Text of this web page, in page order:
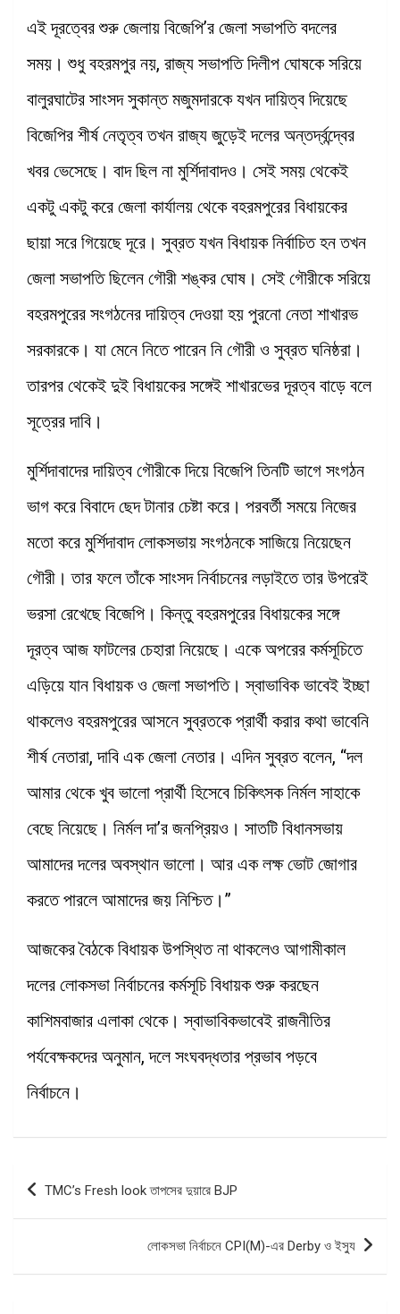
এই দূরত্বের শুরু জেলায় বিজেপি’র জেলা সভাপতি বদলের
সময়। শুধু বহরমপুর নয়, রাজ্য সভাপতি দিলীপ ঘোষকে সরিয়ে
বালুরঘাটের সাংসদ সুকান্ত মজুমদারকে যখন দায়িত্ব দিয়েছে
বিজেপির শীর্ষ নেতৃত্ব তখন রাজ্য জুড়েই দলের অন্তর্দ্বন্দ্বের
খবর ভেসেছে। বাদ ছিল না মুর্শিদাবাদও। সেই সময় থেকেই
একটু একটু করে জেলা কার্যালয় থেকে বহরমপুরের বিধায়কের
ছায়া সরে গিয়েছে দূরে। সুব্রত যখন বিধায়ক নির্বাচিত হন তখন
জেলা সভাপতি ছিলেন গৌরী শঙ্কর ঘোষ। সেই গৌরীকে সরিয়ে
বহরমপুরের সংগঠনের দায়িত্ব দেওয়া হয় পুরনো নেতা শাখারভ
সরকারকে। যা মেনে নিতে পারেন নি গৌরী ও সুব্রত ঘনিষ্ঠরা।
তারপর থেকেই দুই বিধায়কের সঙ্গেই শাখারভের দূরত্ব বাড়ে বলে
সূত্রের দাবি।
মুর্শিদাবাদের দায়িত্ব গৌরীকে দিয়ে বিজেপি তিনটি ভাগে সংগঠন
ভাগ করে বিবাদে ছেদ টানার চেষ্টা করে। পরবর্তী সময়ে নিজের
মতো করে মুর্শিদাবাদ লোকসভায় সংগঠনকে সাজিয়ে নিয়েছেন
গৌরী। তার ফলে তাঁকে সাংসদ নির্বাচনের লড়াইতে তার উপরেই
ভরসা রেখেছে বিজেপি। কিন্তু বহরমপুরের বিধায়কের সঙ্গে
দূরত্ব আজ ফাটলের চেহারা নিয়েছে। একে অপরের কর্মসূচিতে
এড়িয়ে যান বিধায়ক ও জেলা সভাপতি। স্বাভাবিক ভাবেই ইচ্ছা
থাকলেও বহরমপুরের আসনে সুব্রতকে প্রার্থী করার কথা ভাবেনি
শীর্ষ নেতারা, দাবি এক জেলা নেতার। এদিন সুব্রত বলেন, “দল
আমার থেকে খুব ভালো প্রার্থী হিসেবে চিকিৎসক নির্মল সাহাকে
বেছে নিয়েছে। নির্মল দা’র জনপ্রিয়ও। সাতটি বিধানসভায়
আমাদের দলের অবস্থান ভালো। আর এক লক্ষ ভোট জোগার
করতে পারলে আমাদের জয় নিশ্চিত।”
আজকের বৈঠকে বিধায়ক উপস্থিত না থাকলেও আগামীকাল
দলের লোকসভা নির্বাচনের কর্মসূচি বিধায়ক শুরু করছেন
কাশিমবাজার এলাকা থেকে। স্বাভাবিকভাবেই রাজনীতির
পর্যবেক্ষকদের অনুমান, দলে সংঘবদ্ধতার প্রভাব পড়বে
নির্বাচনে।
Post
TMC’s Fresh look তাপসের দুয়ারে BJP
লোকসভা নির্বাচনে CPI(M)-এর Derby ও ইস্যু